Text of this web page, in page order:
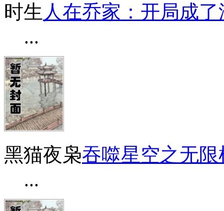
时生 人在乔家：开局成
...
黑猫夜枭吞噬星空之无限
...